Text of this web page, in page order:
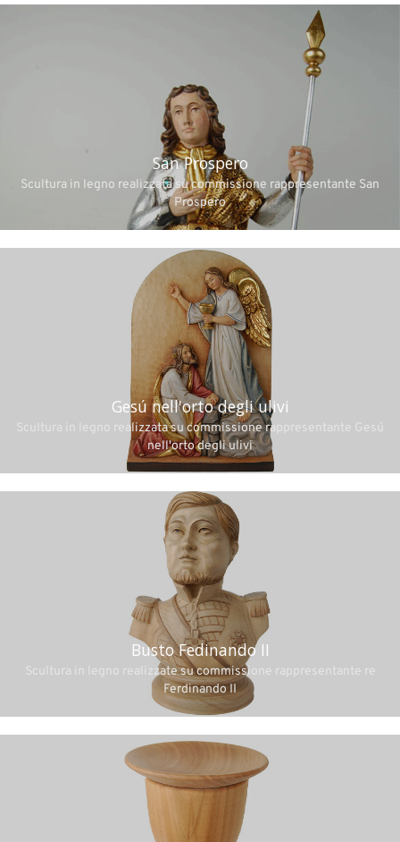
San Prospero
Scultura in legno realizzata su commissione rappresentante San
Prospero
Gesú nell'orto degli ulivi
Scultura in legno realizzata su commissione rappresentante Gesú
nell'orto degli ulivi
Busto Fedinando II
Scultura in legno realizzate su commissione rappresentante re
Ferdinando II